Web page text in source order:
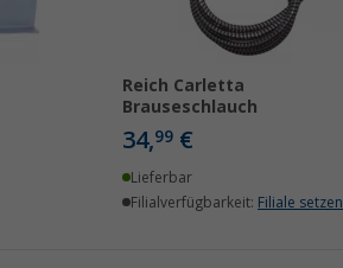
Reich Carletta
Brauseschlauch
34,99€
Lieferbar
Filialverfügbarkeit: Filiale setzen